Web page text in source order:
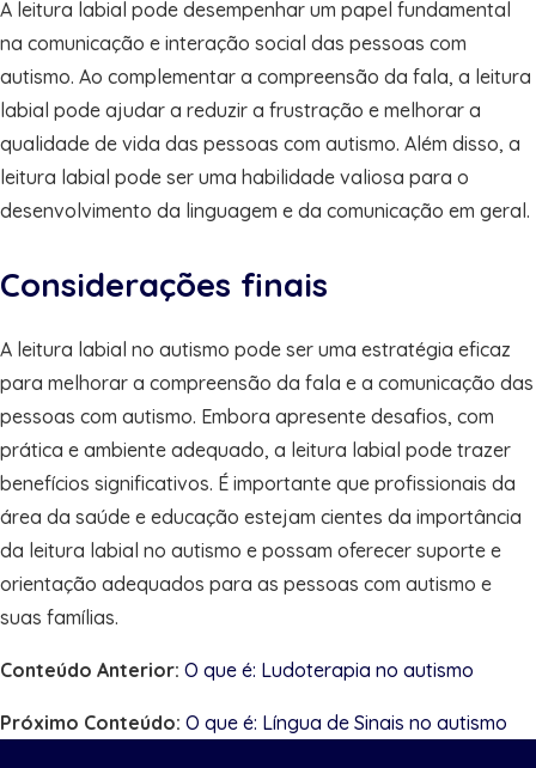
A leitura labial pode desempenhar um papel fundamental
na comunicação e interação social das pessoas com
autismo. Ao complementar a compreensão da fala, a leitura
labial pode ajudar a reduzir a frustração e melhorar a
qualidade de vida das pessoas com autismo. Além disso, a
leitura labial pode ser uma habilidade valiosa para o
desenvolvimento da linguagem e da comunicação em geral.
Considerações finais
A leitura labial no autismo pode ser uma estratégia eficaz
para melhorar a compreensão da fala e a comunicação das
pessoas com autismo. Embora apresente desafios, com
prática e ambiente adequado, a leitura labial pode trazer
benefícios significativos. É importante que profissionais da
área da saúde e educação estejam cientes da importância
da leitura labial no autismo e possam oferecer suporte e
orientação adequados para as pessoas com autismo e
suas famílias.
Conteúdo Anterior: O que é: Ludoterapia no autismo
Próximo Conteúdo: O que é: Língua de Sinais no autismo